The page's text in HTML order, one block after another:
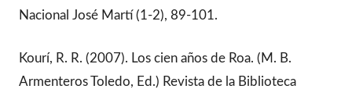
Nacional José Martí (1-2), 89-101.
Kourí, R. R. (2007). Los cien años de Roa. (M. B.
Armenteros Toledo, Ed.) Revista de la Biblioteca